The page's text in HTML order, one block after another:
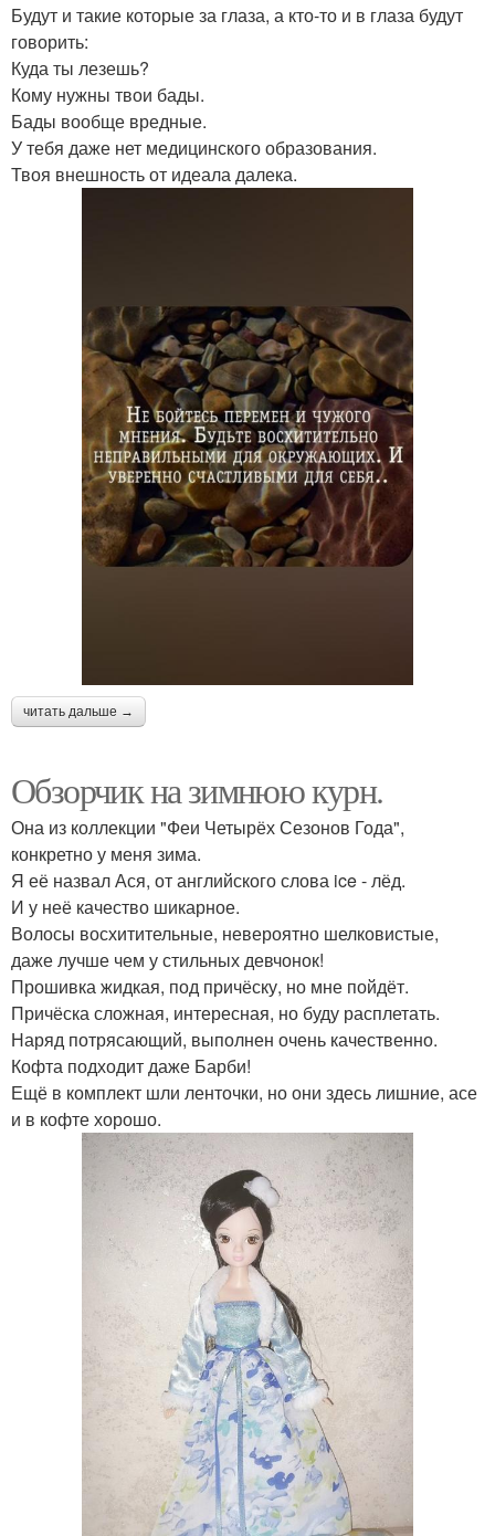
Будут и такие которые за глаза, а кто-то и в глаза будут
говорить:
Куда ты лезешь?
Кому нужны твои бады.
Бады вообще вредные.
У тебя даже нет медицинского образования.
Твоя внешность от идеала далека.
читать дальше →
Обзорчик на зимнюю курн.
Она из коллекции "Феи Четырёх Сезонов Года",
конкретно у меня зима.
Я её назвал Ася, от английского слова ice - лёд.
И у неё качество шикарное.
Волосы восхитительные, невероятно шелковистые,
даже лучше чем у стильных девчонок!
Прошивка жидкая, под причёску, но мне пойдёт.
Причёска сложная, интересная, но буду расплетать.
Наряд потрясающий, выполнен очень качественно.
Кофта подходит даже Барби!
Ещё в комплект шли ленточки, но они здесь лишние, асе
и в кофте хорошо.